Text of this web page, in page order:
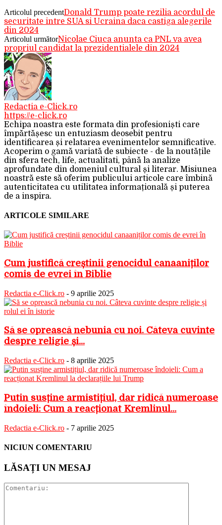
Articolul precedentDonald Trump poate rezilia acordul de
securitate intre SUA si Ucraina daca castiga alegerile
din 2024
Articolul următorNicolae Ciuca anunta ca PNL va avea
propriul candidat la prezidentialele din 2024
Redactia e-Click.ro
https://e-click.ro
Echipa noastra este formata din profesioniști care
împărtășesc un entuziasm deosebit pentru
identificarea și relatarea evenimentelor semnificative.
Acoperim o gamă variată de subiecte - de la noutățile
din sfera tech, life, actualitati, până la analize
aprofundate din domeniul cultural și literar. Misiunea
noastră este să oferim publicului articole care îmbină
autenticitatea cu utilitatea informațională și puterea
de a inspira.
ARTICOLE SIMILARE
Cum justifică creștinii genocidul canaaniților
comis de evrei în Biblie
Redactia e-Click.ro - 9 aprilie 2025
Să se oprească nebunia cu noi. Câteva cuvinte
despre religie și...
Redactia e-Click.ro - 8 aprilie 2025
Putin susține armistițiul, dar ridică numeroase
îndoieli: Cum a reacționat Kremlinul...
Redactia e-Click.ro - 7 aprilie 2025
NICIUN COMENTARIU
LĂSAȚI UN MESAJ